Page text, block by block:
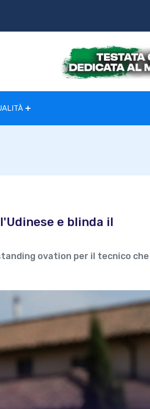
e blinda il
ovation per il tecnico che